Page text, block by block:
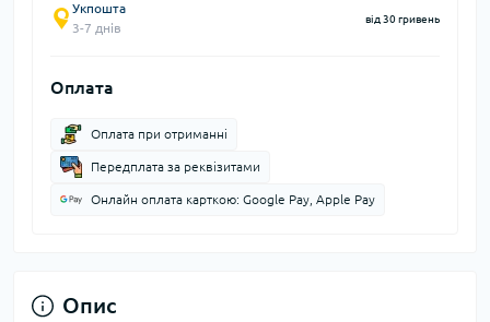
Укпошта
3-7 днів
від 30 гривень
Оплата
Оплата при отриманні
Передплата за реквізитами
Онлайн оплата карткою: Google Pay, Apple Pay
Опис